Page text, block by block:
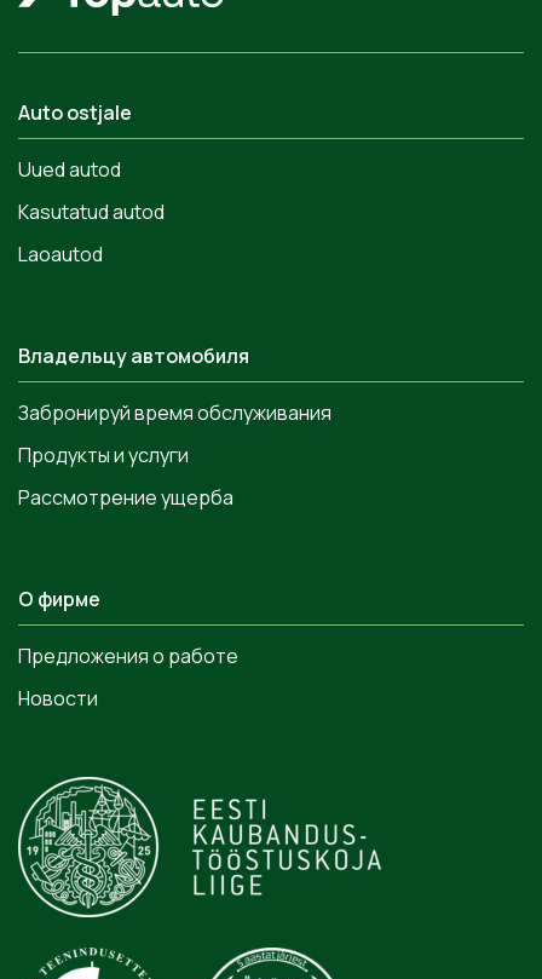
Auto ostjale
Uued autod
Kasutatud autod
Laoautod
Владельцу автомобиля
Забронируй время обслуживания
Продукты и услуги
Рассмотрение ущерба
О фирме
Предложения о работе
Новости